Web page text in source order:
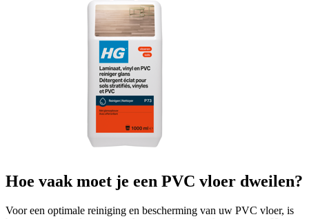
Hoe vaak moet je een PVC vloer dweilen?
Voor een optimale reiniging en bescherming van uw PVC vloer, is